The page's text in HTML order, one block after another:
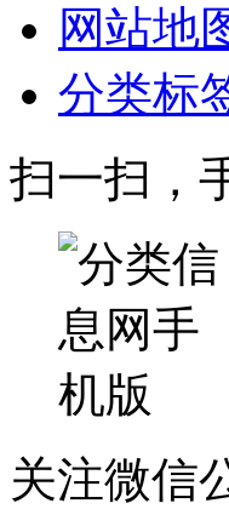
网站地
分类标
扫一扫，
关注微信